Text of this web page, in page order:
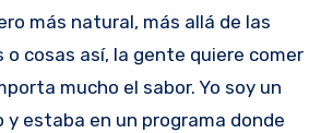
más natural, más allá de las
cosas así, la gente quiere comer
mucho el sabor. Yo soy un
y estaba en un programa donde